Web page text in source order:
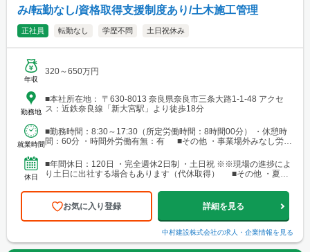
み/転勤なし/資格取得支援制度あり/土木施工管理
正社員 転勤なし 学歴不問 土日祝休み
年収
320～650万円
勤務地
■本社所在地： 〒630-8013 奈良県奈良市三条大路1-1-48 アクセ
ス：近鉄奈良線「新大宮駅」より徒歩18分
就業時間
■勤務時間：8:30～17:30（所定労働時間：8時間00分） ・休憩時
間：60分 ・時間外労働有無：有 ■その他 ・事業場外みなし労働
休日
■年間休日：120日 ・完全週休2日制 ・土日祝 ※※現場の進捗によ
り土日に出社する場合もあります（代休取得） ■その他 ・夏季
お気に入り登録 詳細を見る
中村建設株式会社の求人・企業情報を見る